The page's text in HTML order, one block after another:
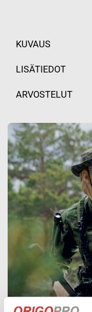
KUVAUS
LISÄTIEDOT
ARVOSTELUT